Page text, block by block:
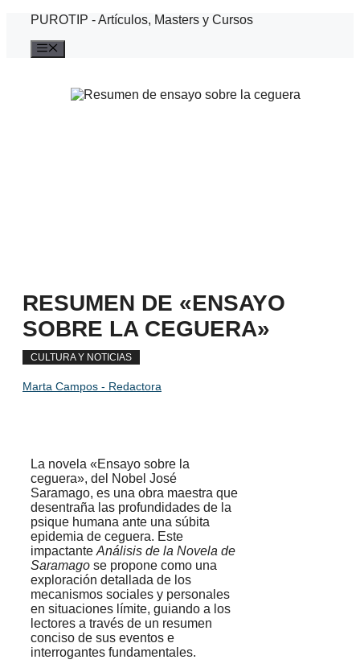
Saltar
contenido
PUROTIP - Artículos, Masters y Cursos
RESUMEN DE «ENSAYO
SOBRE LA CEGUERA»
CULTURA Y NOTICIAS
Marta Campos - Redactora
La novela «Ensayo sobre la
ceguera», del Nobel José
Saramago, es una obra maestra que
desentraña las profundidades de la
psique humana ante una súbita
epidemia de ceguera. Este
impactante Análisis de la Novela de
Saramago se propone como una
exploración detallada de los
mecanismos sociales y personales
en situaciones límite, guiando a los
lectores a través de un resumen
conciso de sus eventos e
interrogantes fundamentales.